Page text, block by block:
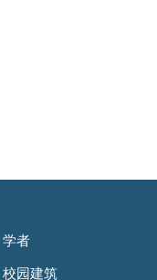
学者
校园建筑